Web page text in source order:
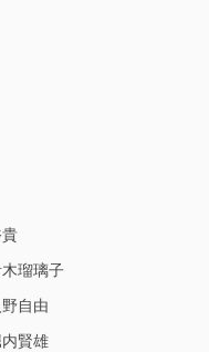
瑠璃子
自由
賢雄